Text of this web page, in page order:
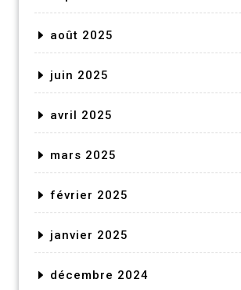
août 2025
juin 2025
avril 2025
mars 2025
février 2025
janvier 2025
décembre 2024